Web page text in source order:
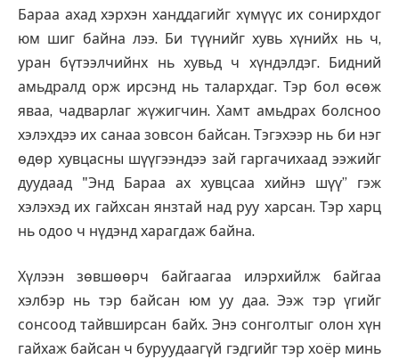
Бараа ахад хэрхэн ханддагийг хүмүүс их сонирхдог
юм шиг байна лээ. Би түүнийг хувь хүнийх нь ч,
уран бүтээлчийнх нь хувьд ч хүндэлдэг. Бидний
амьдралд орж ирсэнд нь талархдаг. Тэр бол өсөж
яваа, чадварлаг жүжигчин. Хамт амьдрах болсноо
хэлэхдээ их санаа зовсон байсан. Тэгэхээр нь би нэг
өдөр хувцасны шүүгээндээ зай гаргачихаад ээжийг
дуудаад "Энд Бараа ах хувцсаа хийнэ шүү” гэж
хэлэхэд их гайхсан янзтай над руу харсан. Тэр харц
нь одоо ч нүдэнд харагдаж байна.
Хүлээн зөвшөөрч байгаагаа илэрхийлж байгаа
хэлбэр нь тэр байсан юм уу даа. Ээж тэр үгийг
сонсоод тайвширсан байх. Энэ сонголтыг олон хүн
гайхаж байсан ч буруудаагүй гэдгийг тэр хоёр минь